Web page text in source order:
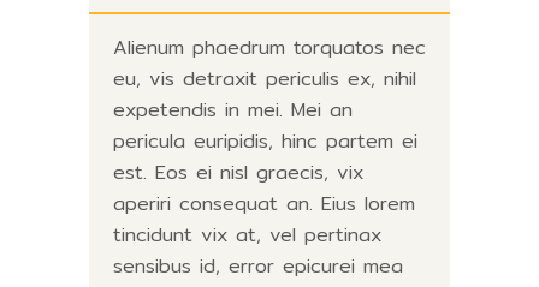
Alienum phaedrum torquatos nec
eu, vis detraxit periculis ex, nihil
expetendis in mei. Mei an
pericula euripidis, hinc partem ei
est. Eos ei nisl graecis, vix
aperiri consequat an. Eius lorem
tincidunt vix at, vel pertinax
sensibus id, error epicurei mea